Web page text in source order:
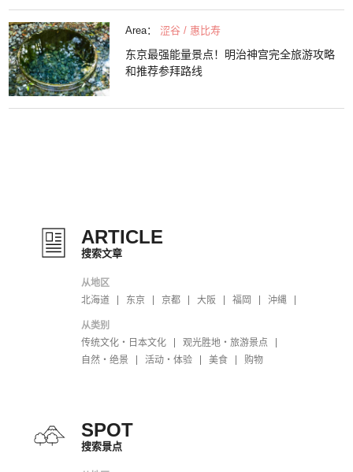
Area： 涩谷 / 惠比寿
东京最强能量景点！明治神宫完全旅游攻略
和推荐参拜路线
ARTICLE
搜索文章
从地区
北海道
东京 京都 大阪 福岡 沖縄
从类别
传统文化・日本文化
观光胜地・旅游景点
自然・绝景
活动・体验 美食 购物
SPOT
搜索景点